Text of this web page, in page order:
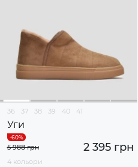
36 37 38 39 40 41
Уги
2 395 грн
5 988 грн
4 кольори